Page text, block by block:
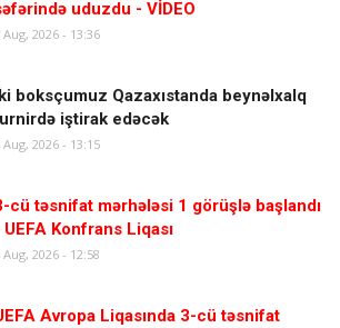
uduzdu - VİDEO
Aug, 2026 - 13:36
boksçumuz Qazaxıstanda beynəlxalq
iştirak edəcək
Aug, 2026 - 13:15
cü təsnifat mərhələsi 1 görüşlə başlandı
UEFA Konfrans Liqası
Aug, 2026 - 12:58
Avropa Liqasında 3-cü təsnifat